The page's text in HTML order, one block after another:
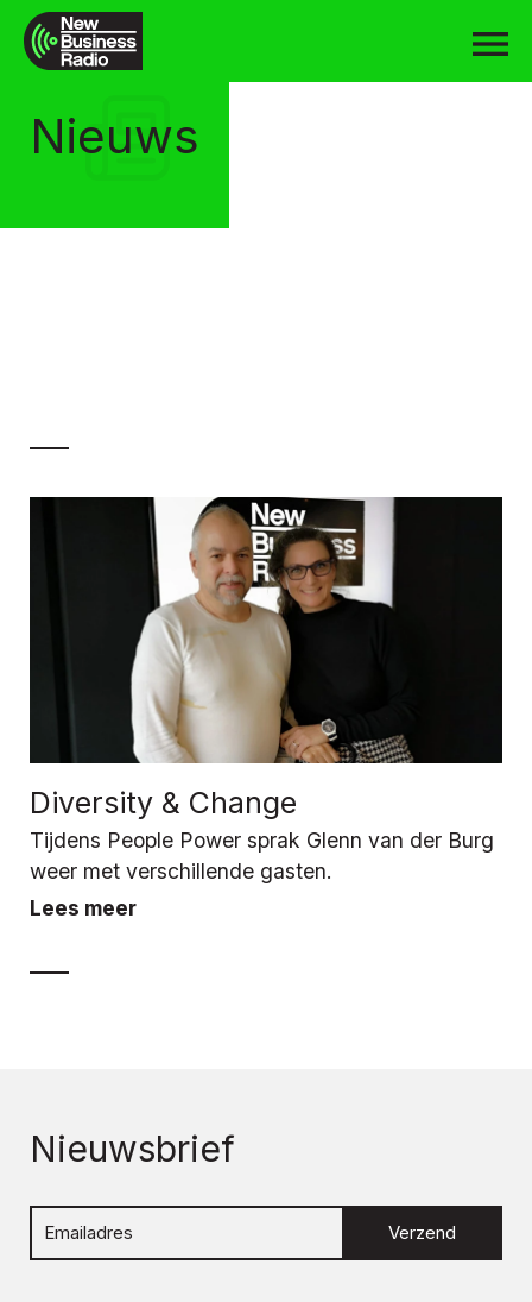
Nieuws
Diversity & Change
Tijdens People Power sprak Glenn van der Burg
weer met verschillende gasten.
Lees meer
Nieuwsbrief
Verzend